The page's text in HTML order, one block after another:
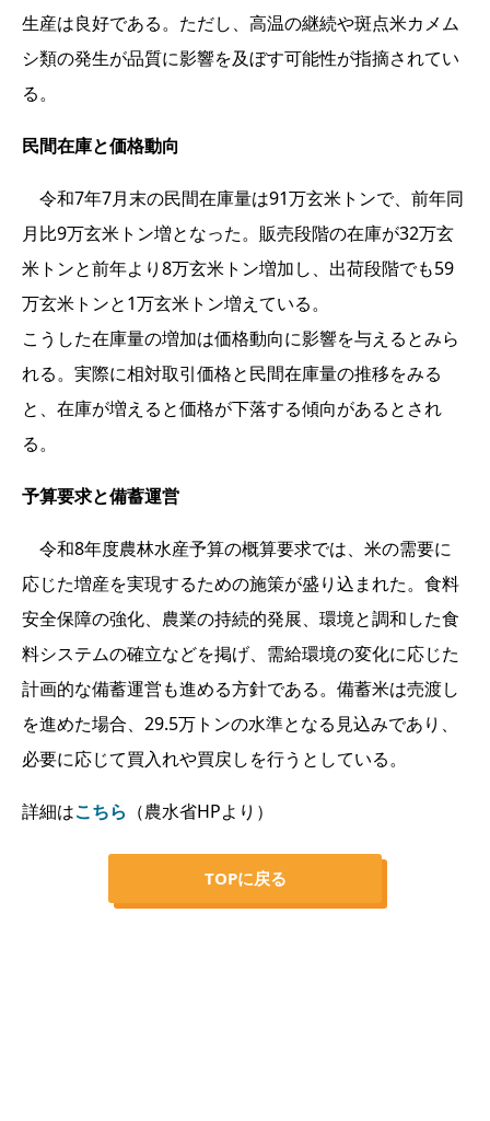
生産は良好である。ただし、高温の継続や斑点米カメム
シ類の発生が品質に影響を及ぼす可能性が指摘されてい
る。
民間在庫と価格動向
令和7年7月末の民間在庫量は91万玄米トンで、前年同
月比9万玄米トン増となった。販売段階の在庫が32万玄
米トンと前年より8万玄米トン増加し、出荷段階でも59
万玄米トンと1万玄米トン増えている。
こうした在庫量の増加は価格動向に影響を与えるとみら
れる。実際に相対取引価格と民間在庫量の推移をみる
と、在庫が増えると価格が下落する傾向があるとされ
る。
予算要求と備蓄運営
令和8年度農林水産予算の概算要求では、米の需要に
応じた増産を実現するための施策が盛り込まれた。食料
安全保障の強化、農業の持続的発展、環境と調和した食
料システムの確立などを掲げ、需給環境の変化に応じた
計画的な備蓄運営も進める方針である。備蓄米は売渡し
を進めた場合、29.5万トンの水準となる見込みであり、
必要に応じて買入れや買戻しを行うとしている。
詳細はこちら （農水省HPより）
TOPに戻る